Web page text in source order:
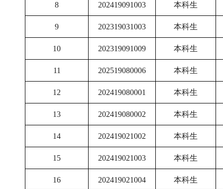
8 202419091003 本科生
9 202319031003 本科生
10 202319091009 本科生
11 202519080006 本科生
12 202419080001 本科生
13 202419080002 本科生
14 202419021002 本科生
15 202419021003 本科生
16 202419021004 本科生